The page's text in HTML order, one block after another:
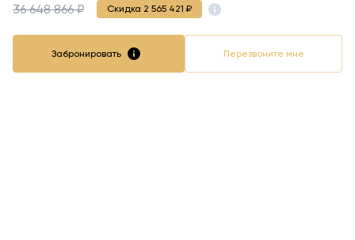
36 648 866 ₽ Скидка 2 565 421 ₽
Забронировать Перезвоните мне